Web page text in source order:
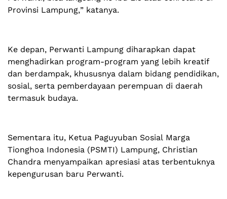
Provinsi Lampung,” katanya.
Ke depan, Perwanti Lampung diharapkan dapat
menghadirkan program-program yang lebih kreatif
dan berdampak, khususnya dalam bidang pendidikan,
sosial, serta pemberdayaan perempuan di daerah
termasuk budaya.
Sementara itu, Ketua Paguyuban Sosial Marga
Tionghoa Indonesia (PSMTI) Lampung, Christian
Chandra menyampaikan apresiasi atas terbentuknya
kepengurusan baru Perwanti.